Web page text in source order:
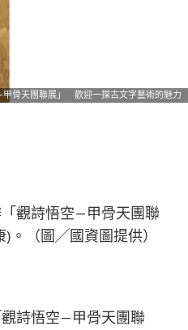
甲骨天團聯展」 歡迎一探古文字藝術的魅力
觀詩悟空—甲骨天團聯
。（圖╱國資圖提供）
詩悟空—甲骨天團聯